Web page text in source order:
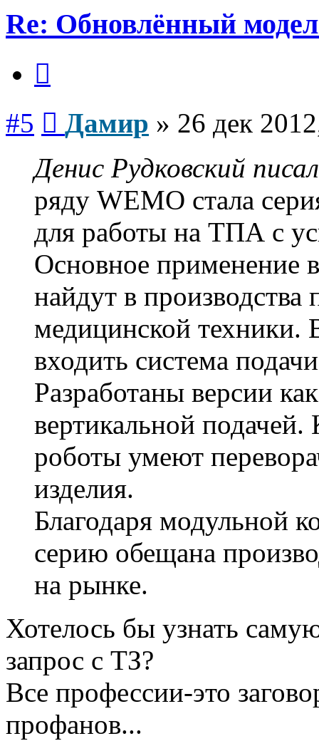
Re: Обновлённый
#5 Дамир » 26 дек
Денис Рудковский
ряду WEMO стала
для работы на ТПА с
Основное применение
найдут в производства
медицинской
входить система
Разработаны версии
вертикальной
роботы умеют
изделия.
Благодаря модульной
серию обещана
на рынке.
Хотелось бы узнать
запрос с ТЗ?
Все профессии-это
профанов...